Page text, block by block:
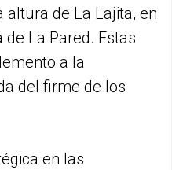
altura de La Lajita, en
La Pared. Estas
a la
del firme de los
en las